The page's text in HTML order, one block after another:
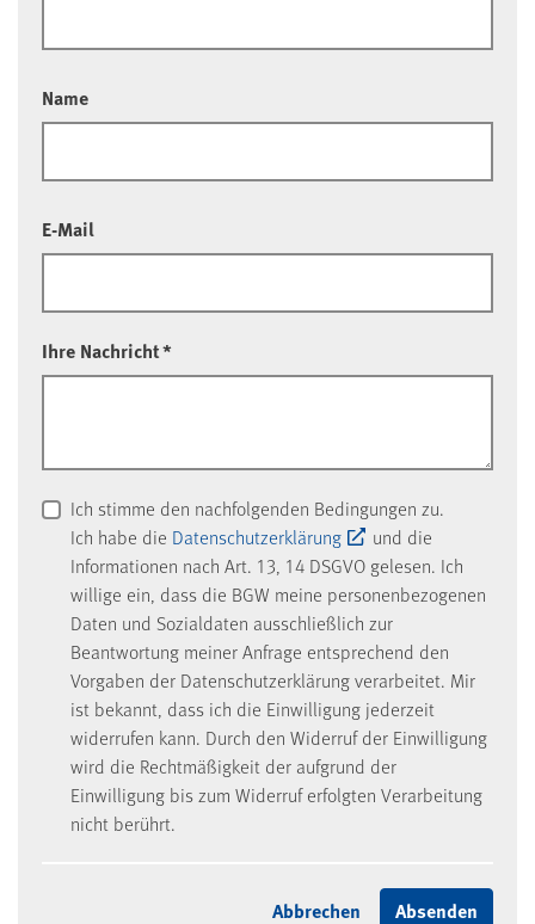
Name
E-Mail
Ihre Nachricht*
Ich stimme den nachfolgenden Bedingungen zu.
Ich habe die Datenschutzerklärung
und die
Informationen nach Art. 13, 14 DSGVO gelesen. Ich
willige ein, dass die BGW meine personenbezogenen
Daten und Sozialdaten ausschließlich zur
Beantwortung meiner Anfrage entsprechend den
Vorgaben der Datenschutzerklärung verarbeitet. Mir
ist bekannt, dass ich die Einwilligung jederzeit
widerrufen kann. Durch den Widerruf der Einwilligung
wird die Rechtmäßigkeit der aufgrund der
Einwilligung bis zum Widerruf erfolgten Verarbeitung
nicht berührt.